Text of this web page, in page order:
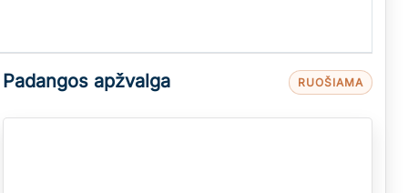
Padangos apžvalga RUOŠIAMA